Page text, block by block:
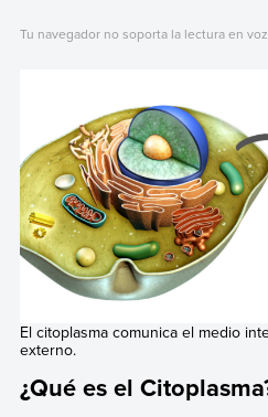
Tu navegador no soporta la lectura en
El citoplasma comunica el medio
externo.
¿Qué es el